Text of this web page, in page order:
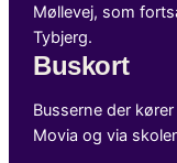
Møllevej, som
Tybjerg.
Buskort
Busserne der
Movia og via